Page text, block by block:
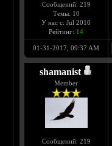
Сообщений: 219
Темы: 10
У нас с: Jul 2010
Рейтинг: 14
01-31-2017, 09:37 AM
shamanist
Member
Сообщений: 219